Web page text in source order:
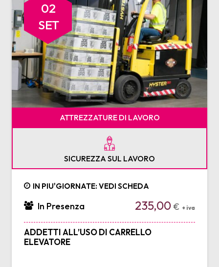
02
SET
ATTREZZATURE DI LAVORO
SICUREZZA SUL LAVORO
IN PIU'GIORNATE: VEDI SCHEDA
235,00€ + iva
In Presenza
ADDETTI ALL’USO DI CARRELLO
ELEVATORE